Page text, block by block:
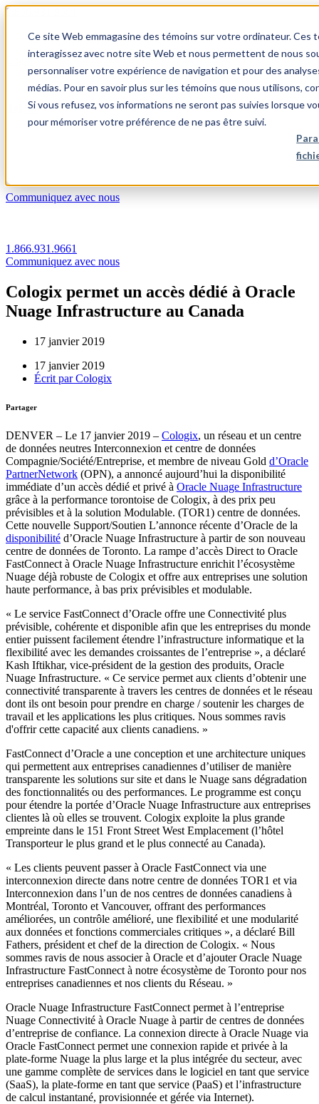
Ce site Web emmagasine des témoins sur votre ordinateur.
interagissez avec notre site Web et nous permettent de nous
personnaliser votre expérience de navigation et pour des
médias. Pour en savoir plus sur les témoins que nous utilisons,
Si vous refusez, vos informations ne seront pas suivies lorsque
pour mémoriser votre préférence de ne pas être suivi.
1.866.931.9661
Login
FR
Communiquez avec nous
1.866.931.9661
Communiquez avec nous
Cologix permet un accès dédié à Oracle
Nuage Infrastructure au Canada
17 janvier 2019
17 janvier 2019
Écrit parCologix
Partager
DENVER – Le 17 janvier 2019 – Cologix, un réseau et un centre
de données neutres Interconnexion et centre de données
Compagnie/Société/Entreprise, et membre de niveau Gold d’Oracle
PartnerNetwork (OPN), a annoncé aujourd’hui la disponibilité
immédiate d’un accès dédié et privé à Oracle Nuage Infrastructure
grâce à la performance torontoise de Cologix, à des prix peu
prévisibles et à la solution Modulable. (TOR1) centre de données.
Cette nouvelle Support/Soutien L’annonce récente d’Oracle de la
disponibilité d’Oracle Nuage Infrastructure à partir de son nouveau
centre de données de Toronto. La rampe d’accès Direct to Oracle
FastConnect à Oracle Nuage Infrastructure enrichit l’écosystème
Nuage déjà robuste de Cologix et offre aux entreprises une solution
haute performance, à bas prix prévisibles et modulable.
« Le service FastConnect d’Oracle offre une Connectivité plus
prévisible, cohérente et disponible afin que les entreprises du monde
entier puissent facilement étendre l’infrastructure informatique et la
flexibilité avec les demandes croissantes de l’entreprise », a déclaré
Kash Iftikhar, vice-président de la gestion des produits, Oracle
Nuage Infrastructure. « Ce service permet aux clients d’obtenir une
connectivité transparente à travers les centres de données et le réseau
dont ils ont besoin pour prendre en charge / soutenir les charges de
travail et les applications les plus critiques. Nous sommes ravis
d'offrir cette capacité aux clients canadiens. »
FastConnect d’Oracle a une conception et une architecture uniques
qui permettent aux entreprises canadiennes d’utiliser de manière
transparente les solutions sur site et dans le Nuage sans dégradation
des fonctionnalités ou des performances. Le programme est conçu
pour étendre la portée d’Oracle Nuage Infrastructure aux entreprises
clientes là où elles se trouvent. Cologix exploite la plus grande
empreinte dans le 151 Front Street West Emplacement (l’hôtel
Transporteur le plus grand et le plus connecté au Canada).
« Les clients peuvent passer à Oracle FastConnect via une
interconnexion directe dans notre centre de données TOR1 et via
Interconnexion dans l’un de nos centres de données canadiens à
Montréal, Toronto et Vancouver, offrant des performances
améliorées, un contrôle amélioré, une flexibilité et une modularité
aux données et fonctions commerciales critiques », a déclaré Bill
Fathers, président et chef de la direction de Cologix. « Nous
sommes ravis de nous associer à Oracle et d’ajouter Oracle Nuage
Infrastructure FastConnect à notre écosystème de Toronto pour nos
entreprises canadiennes et nos clients du Réseau. »
Oracle Nuage Infrastructure FastConnect permet à l’entreprise
Nuage Connectivité à Oracle Nuage à partir de centres de données
d’entreprise de confiance. La connexion directe à Oracle Nuage via
Oracle FastConnect permet une connexion rapide et privée à la
plate-forme Nuage la plus large et la plus intégrée du secteur, avec
une gamme complète de services dans le logiciel en tant que service
(SaaS), la plate-forme en tant que service (PaaS) et l’infrastructure
de calcul instantané, provisionnée et gérée via Internet).